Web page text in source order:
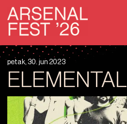
petak, 30. jun 2023
ELEMENTAL